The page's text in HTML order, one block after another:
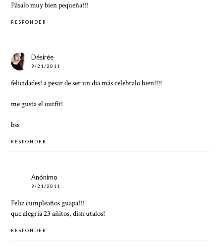
Pásalo muy bien pequeña!!!
RESPONDER
Désirée
9/21/2011
felicidades! a pesar de ser un dia más celebralo bien!!!!
me gusta el outfit!
bss
RESPONDER
Anónimo
9/21/2011
Feliz cumpleaños guapa!!!
que alegria 23 añitos, disfrutalos!
RESPONDER